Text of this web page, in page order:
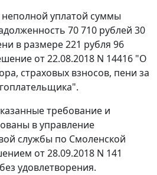
неполной уплатой суммы
70 710 рублей 30
в размере 221 рубля 96
от 22.08.2018 N 14416 "О
страховых взносов, пени за
требование и
в управление
службы по Смоленской
от 28.09.2018 N 141
удовлетворения.